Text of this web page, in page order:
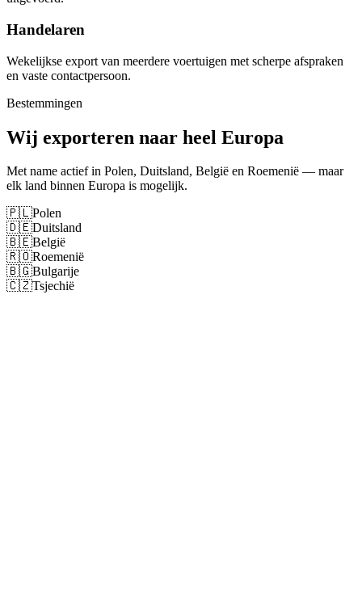
Handelaren
Wekelijkse export van meerdere voertuigen met scherpe afspraken
en vaste contactpersoon.
Bestemmingen
Wij exporteren naar heel Europa
Met name actief in Polen, Duitsland, België en Roemenië — maar
elk land binnen Europa is mogelijk.
🇵🇱Polen
🇩🇪Duitsland
🇧🇪België
🇷🇴Roemenië
🇧🇬Bulgarije
🇨🇿Tsjechië